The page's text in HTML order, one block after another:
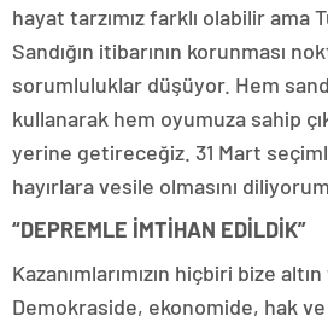
hayat tarzımız farklı olabilir ama
Sandığın itibarının korunması
sorumluluklar düşüyor. Hem
kullanarak hem oyumuza sahip
yerine getireceğiz. 31 Mart
hayırlara vesile olmasını diliyorum.
“DEPREMLE İMTİHAN EDİLDİK”
Kazanımlarımızın hiçbiri bize
Demokraside, ekonomide, hak